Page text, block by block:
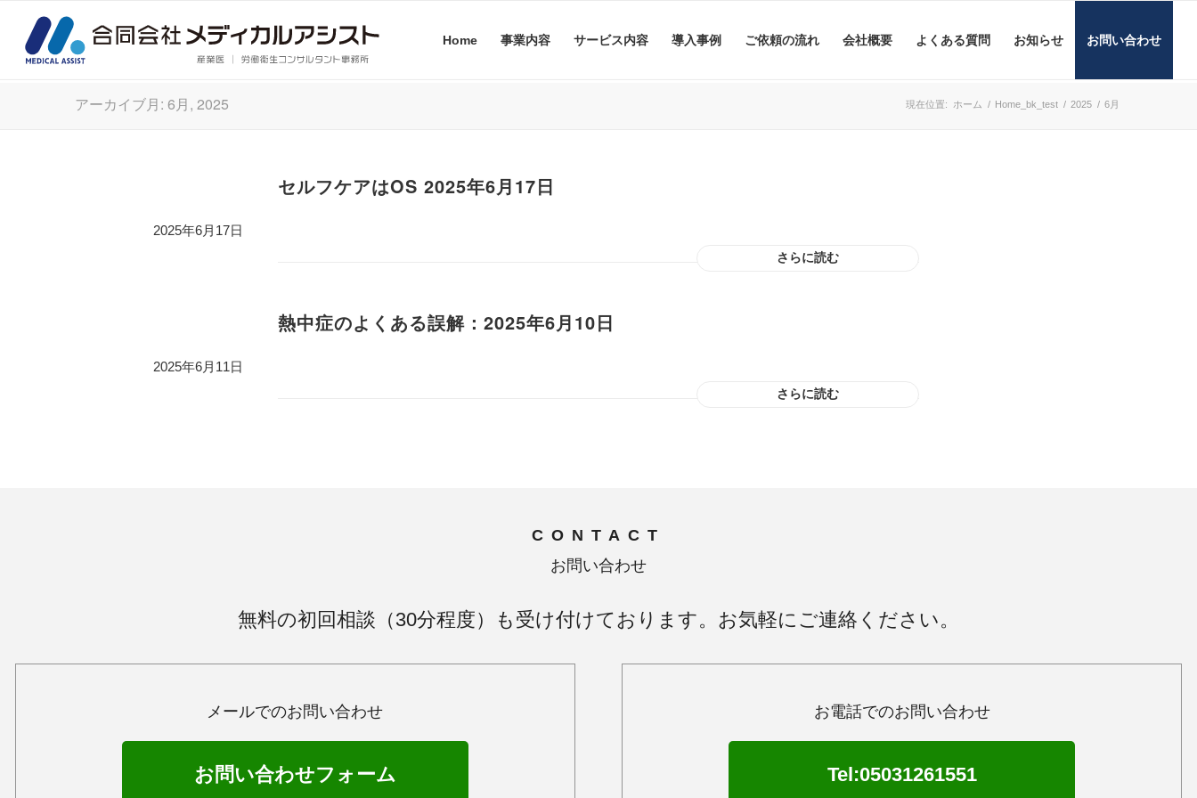
Home 事業内容 サービス内容 導入事例 ご依頼の流れ 会社概要 よくある質問 お知らせ お問い合わせ
アーカイブ月: 6月, 2025 現在位置: ホーム / Home_bk_test / 2025 / 6月
セルフケアはOS 2025年6月17日
2025年6月17日
さらに読む
熱中症のよくある誤解：2025年6月10日
2025年6月11日
さらに読む
CONTACT
お問い合わせ
無料の初回相談（30分程度）も受け付けております。お気軽にご連絡ください。
メールでのお問い合わせ
お問い合わせフォーム
お電話でのお問い合わせ
Tel:05031261551